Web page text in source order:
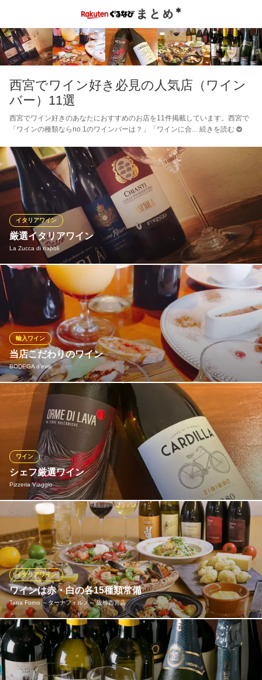
西宮でワイン好き必見の人気店（ワイン
バー）11選
西宮でワイン好きのあなたにおすすめのお店を11件掲載しています。西宮で
「ワインの種類ならno.1のワインバーは？」「ワインに合
続きを読む
厳選イタリアワイン
La Zucca di napoli
イタリアワイン
シェフ自ら厳選したワインと、美味しい料理のマリアージュをお
楽しみください。 お得なお値段でご提供できるよう、各種数量限
定となっておりますので、 ご来店いただく度に新しいワインとの
出逢いがあるかもしれません。 お好みやオススメなども、お気軽
にスタッフにお尋ねください。
La Zucca di napoli
ナポリの石窯ピッツァ
阪急神戸線西宮北口駅東出口 徒歩5分
兵庫県西宮市田代町11-26
当店こだわりのワイン
BODEGA d’evis
輸入ワイン
【ランチタイム限定！ワイン飲み放題を500円でご提供♪】 1Hワ
イン飲み放題500円でご提供致します。ワインセラーも完備してお
ります。
BODEGA d’evis
スペイン料理とワイン
阪神本線西宮駅 徒歩3分
兵庫県西宮市馬場町6-26 2F
シェフ厳選ワイン
Pizzeria Viaggio
ワイン
シェフが必ず試飲をしてから厳選したワイン 石窯焼き料理やこだ
わりの前菜と合わせてお楽しみいただけます。 季節ごとに数量限
定でご用意しているので、その時期の料理に合ったワインを堪能
いただけます！ お好みの味があれはスタッフにお尋ねください。
Pizzeria Viaggio
イタリアン/石窯/ピザ
阪急今津線西宮北口駅 徒歩2分
兵庫県西宮市甲風園1-6-2
ワインは赤・白の各15種類常備
Tana Forno ～ターナフォルノ～ 阪神西宮店
イタリアワイン
気ままに楽しみたいドリンクを種類豊富にご用意♪本格イタリアン
にぴったりのワインは、温暖な気候で育まれた”イタリアワイン”を
赤・白の各15種類常備。お料理とのペアリングをコンセプトに、
バランスよくセレクトしております。お好みをお伝えいただけれ